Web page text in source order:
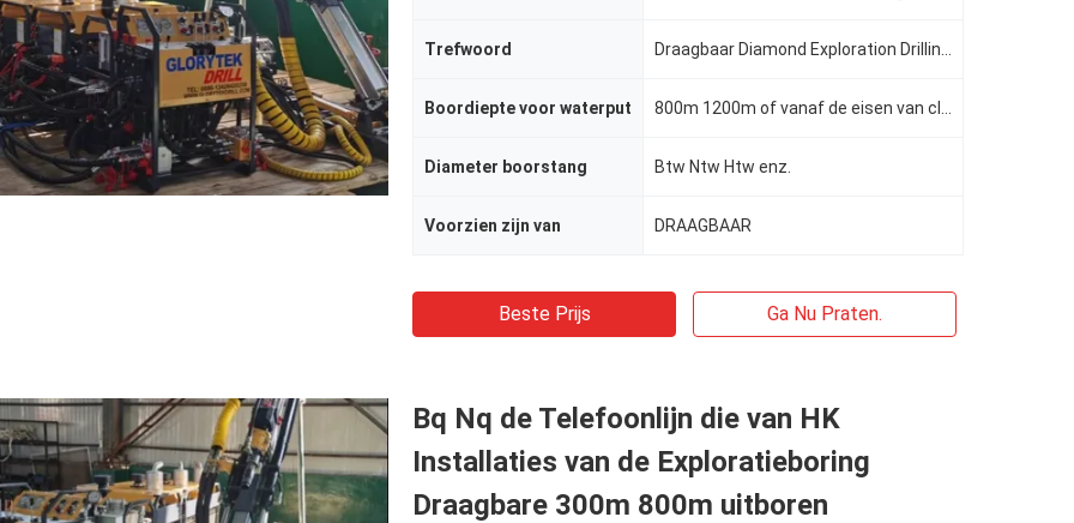
Trefwoord
Boordiepte voor waterput
Diameter boorstang Btw Ntw Htw enz.
Voorzien zijn van DRAAGBAAR
Beste Prijs Ga Nu Praten.
Bq Nq de Telefoonlijn die van HK
Installaties van de Exploratieboring
Draagbare 300m 800m uitboren